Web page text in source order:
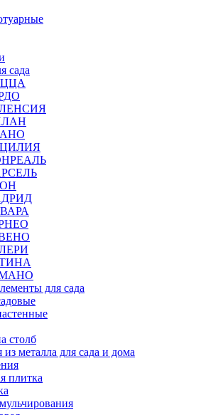
сада
для сада
столб
из металла для сада и дома
плитка